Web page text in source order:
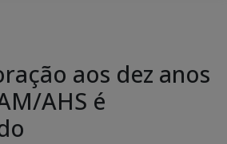
aos dez anos
AHS é